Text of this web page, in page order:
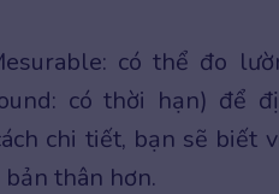
có thể đo
có thời hạn) để
chi tiết, bạn sẽ biết
thân hơn.